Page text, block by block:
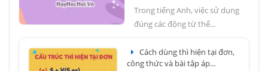
Trong tiếng Anh, việc sử dụng
đúng các động từ thể...
Cách dùng thì hiện tại đơn,
công thức và bài tập áp...